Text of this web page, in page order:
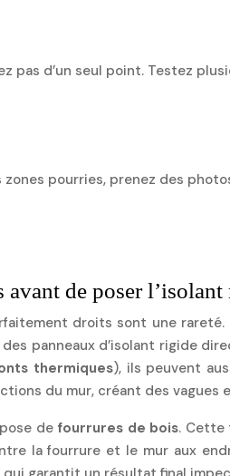
pas d’un seul point. Testez
zones pourries, prenez des
avant de poser
droits sont une
panneaux d’isolant rigide
thermiques), ils peuvent
du mur, créant des vagues
de fourrures de bois. Cette
la fourrure et le mur aux